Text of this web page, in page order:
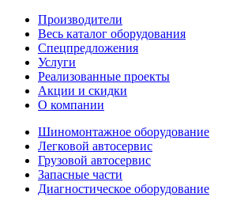
Производители
Весь каталог оборудования
Спецпредложения
Услуги
Реализованные проекты
Акции и скидки
О компании
Шиномонтажное оборудование
Легковой автосервис
Грузовой автосервис
Запасные части
Диагностическое оборудование